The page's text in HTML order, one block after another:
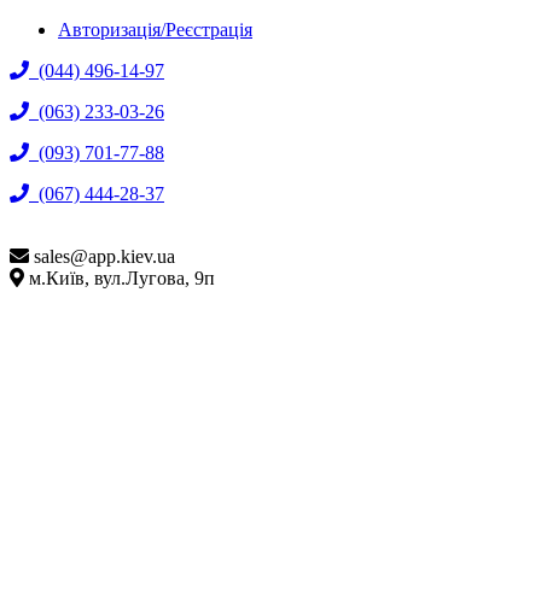
Авторизація/Реєстрація
(044) 496-14-97
(063) 233-03-26
(093) 701-77-88
(067) 444-28-37
sales@app.kiev.ua
м.Київ, вул.Лугова, 9п